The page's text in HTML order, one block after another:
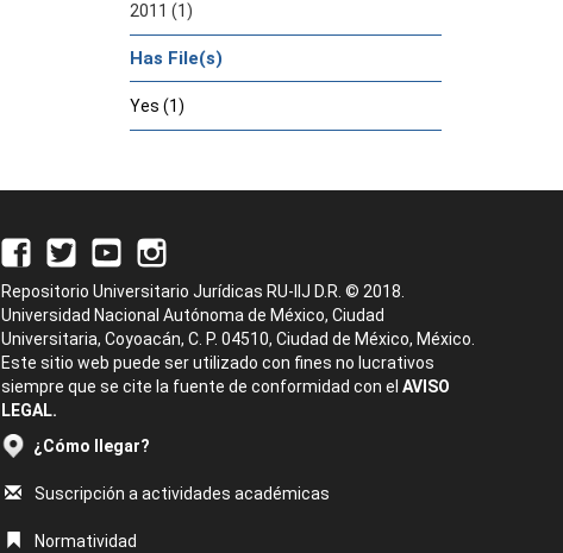
2011 (1)
Has File(s)
Yes (1)
Repositorio Universitario Jurídicas RU-IIJ D.R. © 2018.
Universidad Nacional Autónoma de México, Ciudad
Universitaria, Coyoacán, C. P. 04510, Ciudad de México, México.
Este sitio web puede ser utilizado con fines no lucrativos
siempre que se cite la fuente de conformidad con el AVISO
LEGAL.
¿Cómo llegar?
Suscripción a actividades académicas
Normatividad